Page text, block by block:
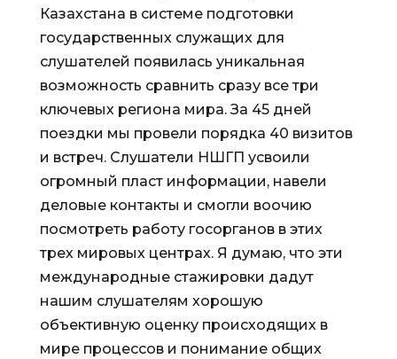
Казахстана в системе подготовки
государственных служащих для
слушателей появилась уникальная
возможность сравнить сразу все три
ключевых региона мира. За 45 дней
поездки мы провели порядка 40 визитов
и встреч. Слушатели НШГП усвоили
огромный пласт информации, навели
деловые контакты и смогли воочию
посмотреть работу госорганов в этих
трех мировых центрах. Я думаю, что эти
международные стажировки дадут
нашим слушателям хорошую
объективную оценку происходящих в
мире процессов и понимание общих